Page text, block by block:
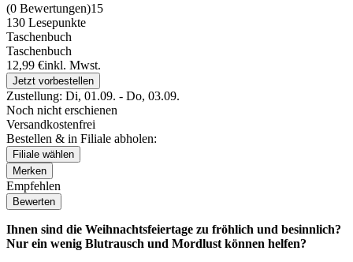
(0 Bewertungen)15
130 Lesepunkte
Taschenbuch
Taschenbuch
12,99 €inkl. Mwst.
Jetzt vorbestellen
Zustellung: Di, 01.09. - Do, 03.09.
Noch nicht erschienen
Versandkostenfrei
Bestellen & in Filiale abholen:
Filiale wählen
Merken
Empfehlen
Bewerten
Ihnen sind die Weihnachtsfeiertage zu fröhlich und besinnlich?
Nur ein wenig Blutrausch und Mordlust können helfen?